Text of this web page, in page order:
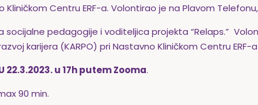
Kliničkom Centru ERF-a. Volontirao je na Plavom
pedagogije i voditeljica projekta “Relaps.”
karijera (KARPO) pri Nastavno Kliničkom Centru ERF-a
22.3.2023. u 17h putem Zooma.
90 min.